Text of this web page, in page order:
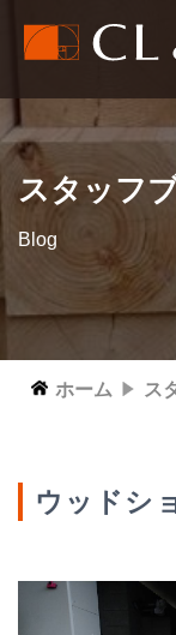
スタッフ
Blog
ホーム ス
ウッドシ